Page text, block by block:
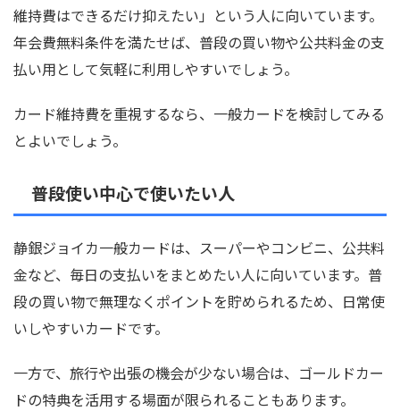
維持費はできるだけ抑えたい」という人に向いています。
年会費無料条件を満たせば、普段の買い物や公共料金の支
払い用として気軽に利用しやすいでしょう。
カード維持費を重視するなら、一般カードを検討してみる
とよいでしょう。
普段使い中心で使いたい人
静銀ジョイカ一般カードは、スーパーやコンビニ、公共料
金など、毎日の支払いをまとめたい人に向いています。普
段の買い物で無理なくポイントを貯められるため、日常使
いしやすいカードです。
一方で、旅行や出張の機会が少ない場合は、ゴールドカー
ドの特典を活用する場面が限られることもあります。